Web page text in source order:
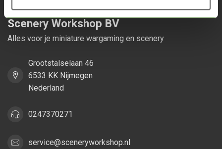
Scenery Workshop BV
Alles voor je miniature wargaming en scenery
Grootstalselaan 46
6533 KK Nijmegen
Nederland
0247370271
service@sceneryworkshop.nl